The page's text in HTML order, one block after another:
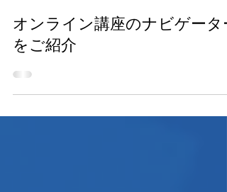
オンライン講座のナビゲータ
をご紹介